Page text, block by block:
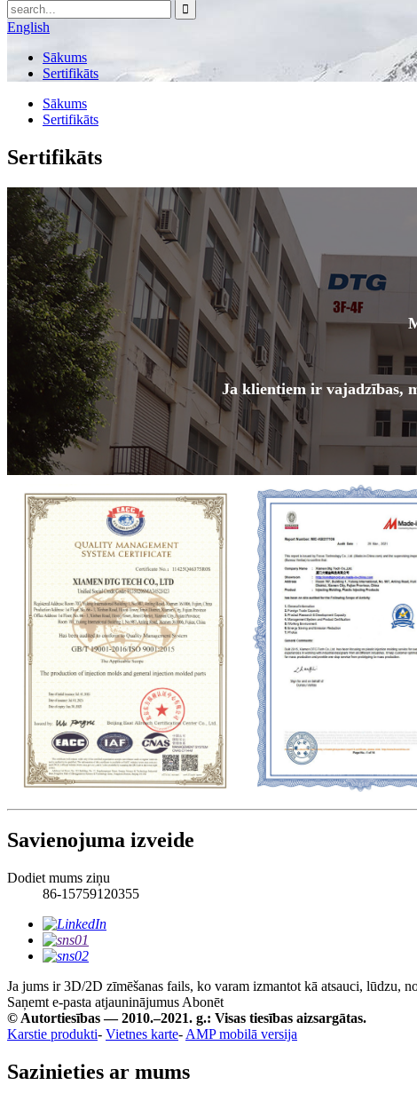
English
Sākums
Sertifikāts
Sākums
Sertifikāts
Sertifikāts
Ja klientiem ir vajadzības,
Savienojuma izveide
Dodiet mums ziņu
86-15759120355
Ja jums ir 3D/2D zīmēšanas fails, ko varam izmantot kā atsauci, lūdzu,
Saņemt e-pasta atjauninājumus Abonēt
© Autortiesības — 2010.–2021. g.: Visas tiesības aizsargātas.
Karstie produkti- Vietnes karte- AMP mobilā versija
Sazinieties ar mums